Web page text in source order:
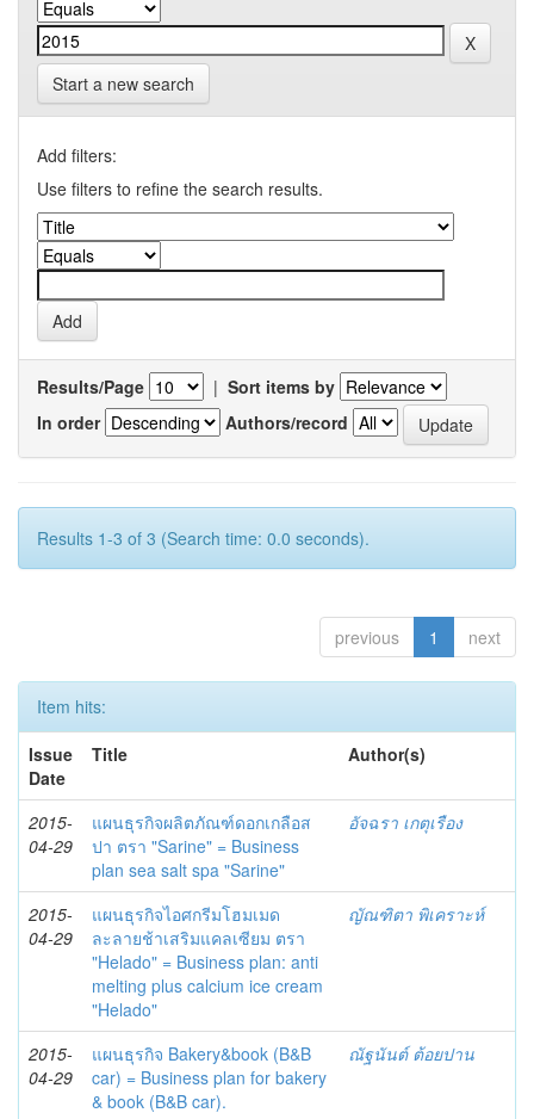
Start a new search
Add filters:
Use filters to refine the search results.
Results/Page | Sort items by
In order
Authors/record
Results 1-3 of 3 (Search time: 0.0 seconds).
previous 1 next
Item hits:
Issue
Date
Title Author(s)
2015-
04-29
แผนธุรกิจผลิตภัณฑ์ดอกเกลือส
ปา ตรา "Sarine" = Business
plan sea salt spa "Sarine"
อัจฉรา เกตุเรือง
2015-
04-29
แผนธุรกิจไอศกรีมโฮมเมด
ละลายช้าเสริมแคลเซียม ตรา
"Helado" = Business plan: anti
melting plus calcium ice cream
"Helado"
ญัณฑิตา พิเคราะห์
2015-
04-29
แผนธุรกิจ Bakery&book (B&B
car) = Business plan for bakery
& book (B&B car).
ณัฐนันต์ ต้อยปาน